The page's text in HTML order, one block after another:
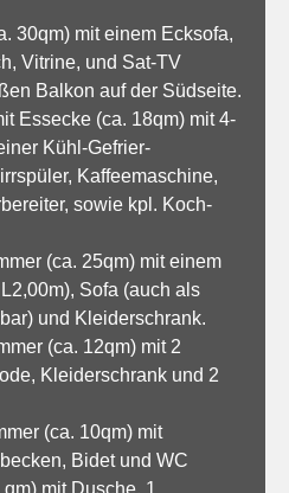
30qm) mit einem Ecksofa,
Vitrine, und Sat-TV
Balkon auf der Südseite.
Essecke (ca. 18qm) mit 4-
Kühl-Gefrier-
Kaffeemaschine,
sowie kpl. Koch-
(ca. 25qm) mit einem
Sofa (auch als
und Kleiderschrank.
(ca. 12qm) mit 2
Kleiderschrank und 2
(ca. 10qm) mit
Bidet und WC
mit Dusche, 1